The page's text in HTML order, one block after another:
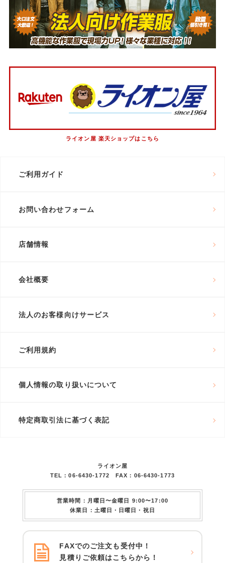
ライオン屋 楽天ショップはこちら
ご利用ガイド
お問い合わせフォーム
店舗情報
会社概要
法人のお客様向けサービス
ご利用規約
個人情報の取り扱いについて
特定商取引法に基づく表記
ライオン屋
TEL：06-6430-1772 FAX：06-6430-1773
営業時間：月曜日〜金曜日 9:00〜17:00
休業日：土曜日・日曜日・祝日
FAXでのご注文も受付中！
見積りご依頼はこちらから！